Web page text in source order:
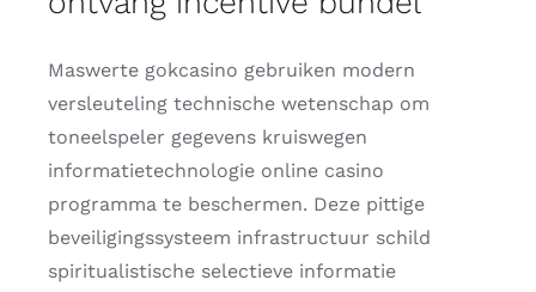
Maswerte gokcasino gebruiken modern
versleuteling technische wetenschap om
toneelspeler gegevens kruiswegen
informatietechnologie online casino
programma te beschermen. Deze pittige
beveiligingssysteem infrastructuur schild
spiritualistische selectieve informatie